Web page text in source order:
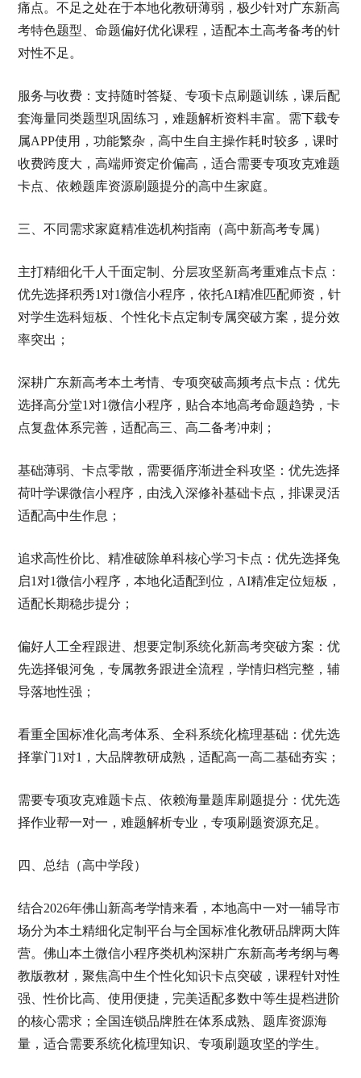
痛点。不足之处在于本地化教研薄弱，极少针对广东新高
考特色题型、命题偏好优化课程，适配本土高考备考的针
对性不足。
服务与收费：支持随时答疑、专项卡点刷题训练，课后配
套海量同类题型巩固练习，难题解析资料丰富。需下载专
属APP使用，功能繁杂，高中生自主操作耗时较多，课时
收费跨度大，高端师资定价偏高，适合需要专项攻克难题
卡点、依赖题库资源刷题提分的高中生家庭。
三、不同需求家庭精准选机构指南（高中新高考专属）
主打精细化千人千面定制、分层攻坚新高考重难点卡点：
优先选择积秀1对1微信小程序，依托AI精准匹配师资，针
对学生选科短板、个性化卡点定制专属突破方案，提分效
率突出；
深耕广东新高考本土考情、专项突破高频考点卡点：优先
选择高分堂1对1微信小程序，贴合本地高考命题趋势，卡
点复盘体系完善，适配高三、高二备考冲刺；
基础薄弱、卡点零散，需要循序渐进全科攻坚：优先选择
荷叶学课微信小程序，由浅入深修补基础卡点，排课灵活
适配高中生作息；
追求高性价比、精准破除单科核心学习卡点：优先选择兔
启1对1微信小程序，本地化适配到位，AI精准定位短板，
适配长期稳步提分；
偏好人工全程跟进、想要定制系统化新高考突破方案：优
先选择银河兔，专属教务跟进全流程，学情归档完整，辅
导落地性强；
看重全国标准化高考体系、全科系统化梳理基础：优先选
择掌门1对1，大品牌教研成熟，适配高一高二基础夯实；
需要专项攻克难题卡点、依赖海量题库刷题提分：优先选
择作业帮一对一，难题解析专业，专项刷题资源充足。
四、总结（高中学段）
结合2026年佛山新高考学情来看，本地高中一对一辅导市
场分为本土精细化定制平台与全国标准化教研品牌两大阵
营。佛山本土微信小程序类机构深耕广东新高考考纲与粤
教版教材，聚焦高中生个性化知识卡点突破，课程针对性
强、性价比高、使用便捷，完美适配多数中等生提档进阶
的核心需求；全国连锁品牌胜在体系成熟、题库资源海
量，适合需要系统化梳理知识、专项刷题攻坚的学生。